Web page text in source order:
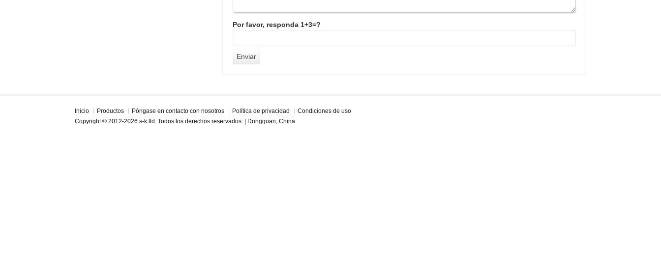
Por favor, responda 1+3=?
Inicio Productos Póngase en contacto con nosotros Política de privacidad
Condiciones de uso
Copyright © 2012-2026 s-k.ltd. Todos los derechos reservados. | Dongguan, China